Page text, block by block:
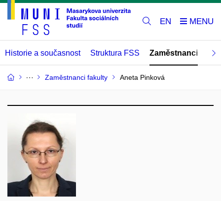
EN
Historie a současnost Struktura FSS Zaměstnanci
Zaměstnanci fakulty Aneta Pinková